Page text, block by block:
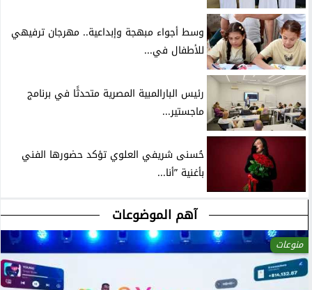
وسط أجواء مبهجة وإبداعية.. مهرجان ترفيهي
للأطفال في...
رئيس البارالمبية المصرية متحدثًا في برنامج
ماجستير...
حُسنى شريفي العلوي تؤكد حضورها الفني
بأغنية ”أنا...
آهم الموضوعات
منوعات